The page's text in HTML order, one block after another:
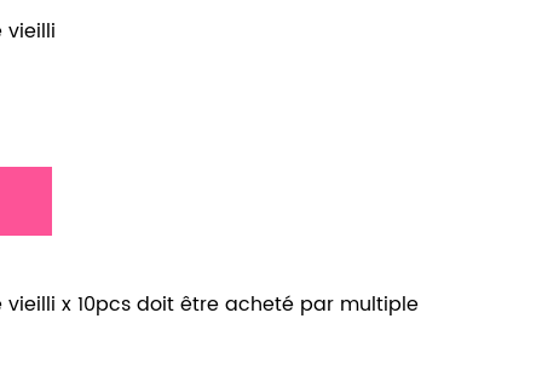
vieilli
vieilli x 10pcs doit être acheté par multiple